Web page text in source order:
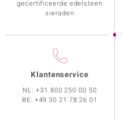
gecertificeerde edelsteen
sieraden
Klantenservice
NL:+31 800 250 00 50
BE: +49 30 21 78 26 01